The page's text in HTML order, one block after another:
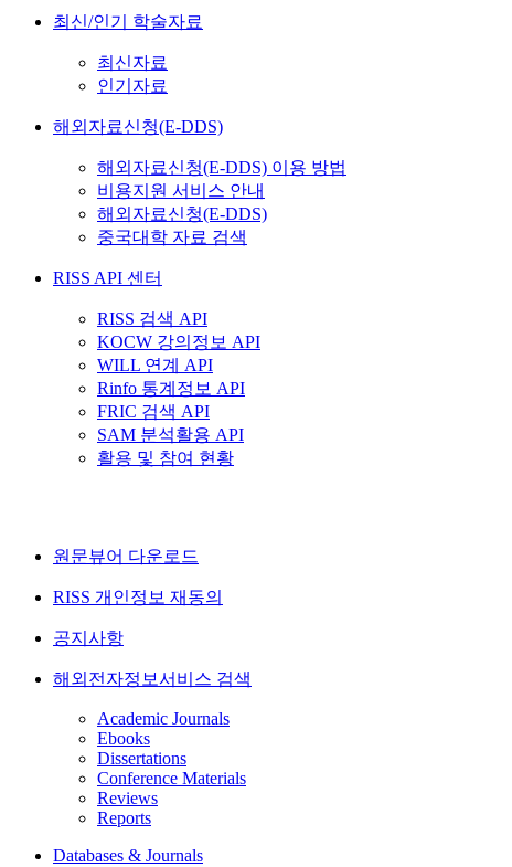
최신/인기 학술자료
최신자료
인기자료
해외자료신청(E-DDS)
해외자료신청(E-DDS) 이용 방법
비용지원 서비스 안내
해외자료신청(E-DDS)
중국대학 자료 검색
RISS API 센터
RISS 검색 API
KOCW 강의정보 API
WILL 연계 API
Rinfo 통계정보 API
FRIC 검색 API
SAM 분석활용 API
활용 및 참여 현황
원문뷰어 다운로드
RISS 개인정보 재동의
공지사항
해외전자정보서비스 검색
Academic Journals
Ebooks
Dissertations
Conference Materials
Reviews
Reports
Databases & Journals